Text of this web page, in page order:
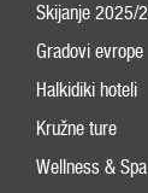
Skijanje 2025/
Gradovi evrope
Halkidiki hoteli
Kružne ture
Wellness & Spa